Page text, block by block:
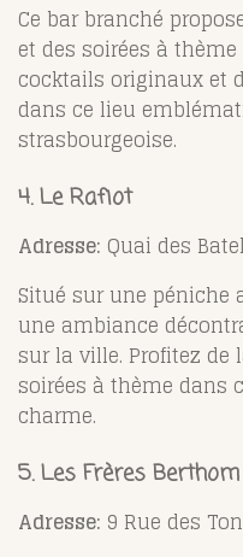
Ce bar branché
et des soirées à
cocktails originaux et
dans ce lieu
strasbourgeoise.
4. Le Rafiot
Adresse: Quai des
Situé sur une péniche
une ambiance
sur la ville. Profitez
soirées à thème dans
charme.
5. Les Frères Berthom
Adresse: 9 Rue des